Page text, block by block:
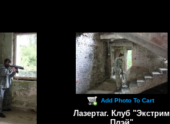
Add Photo To Cart
Лазертаг. Клуб "Экстрим